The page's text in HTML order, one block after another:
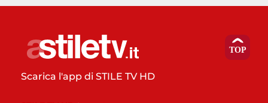
Scarica l'app di STILE TV HD